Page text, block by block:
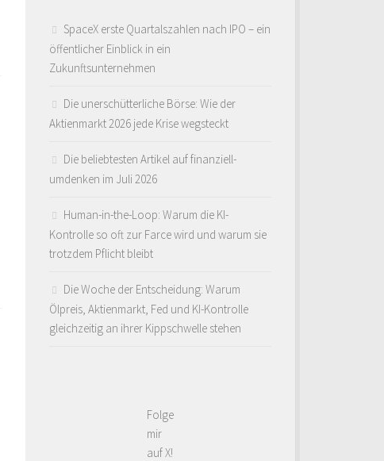
SpaceX erste Quartalszahlen nach IPO – ein
öffentlicher Einblick in ein
Zukunftsunternehmen
Die unerschütterliche Börse: Wie der
Aktienmarkt 2026 jede Krise wegsteckt
Die beliebtesten Artikel auf finanziell-
umdenken im Juli 2026
Human-in-the-Loop: Warum die KI-
Kontrolle so oft zur Farce wird und warum sie
trotzdem Pflicht bleibt
Die Woche der Entscheidung: Warum
Ölpreis, Aktienmarkt, Fed und KI-Kontrolle
gleichzeitig an ihrer Kippschwelle stehen
Folge
mir
auf X!